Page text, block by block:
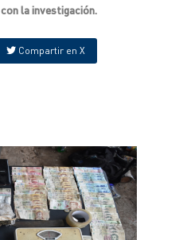
la investigación.
Compartir en X